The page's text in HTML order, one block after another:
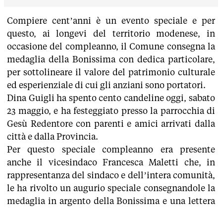
Compiere cent’anni è un evento speciale e per
questo, ai longevi del territorio modenese, in
occasione del compleanno, il Comune consegna la
medaglia della Bonissima con dedica particolare,
per sottolineare il valore del patrimonio culturale
ed esperienziale di cui gli anziani sono portatori.
Dina Guigli ha spento cento candeline oggi, sabato
23 maggio, e ha festeggiato presso la parrocchia di
Gesù Redentore con parenti e amici arrivati dalla
città e dalla Provincia.
Per questo speciale compleanno era presente
anche il vicesindaco Francesca Maletti che, in
rappresentanza del sindaco e dell’intera comunità,
le ha rivolto un augurio speciale consegnandole la
medaglia in argento della Bonissima e una lettera